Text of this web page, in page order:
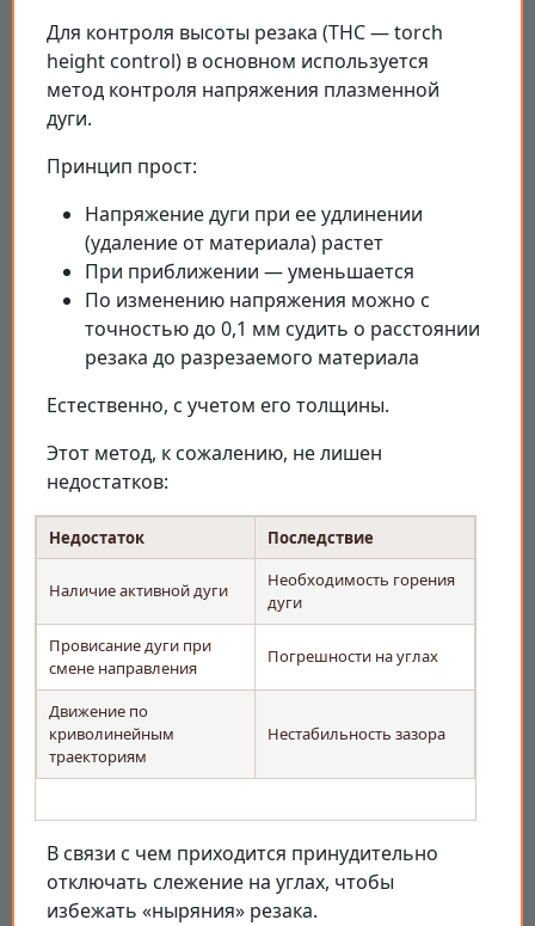
Для контроля высоты резака (THC — torch
height control) в основном используется
метод контроля напряжения плазменной
дуги.
Принцип прост:
Напряжение дуги при ее удлинении
(удаление от материала) растет
При приближении — уменьшается
По изменению напряжения можно с
точностью до 0,1 мм судить о расстоянии
резака до разрезаемого материала
Естественно, с учетом его толщины.
Этот метод, к сожалению, не лишен
недостатков:
Недостаток Последствие
Наличие активной дуги
Необходимость горения
дуги
Провисание дуги при
смене направления
Погрешности на углах
Движение по
криволинейным
траекториям
Нестабильность зазора
В связи с чем приходится принудительно
отключать слежение на углах, чтобы
избежать «ныряния» резака.